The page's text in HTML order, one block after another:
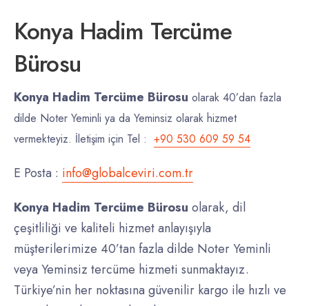
Konya Hadim Tercüme
Bürosu
Konya Hadim Tercüme Bürosu olarak 40’dan fazla
dilde Noter Yeminli ya da Yeminsiz olarak hizmet
vermekteyiz. İletişim için Tel : +90 530 609 59 54
E Posta : info@globalceviri.com.tr
Konya Hadim Tercüme Bürosu olarak, dil
çeşitliliği ve kaliteli hizmet anlayışıyla
müşterilerimize 40’tan fazla dilde Noter Yeminli
veya Yeminsiz tercüme hizmeti sunmaktayız.
Türkiye’nin her noktasına güvenilir kargo ile hızlı ve